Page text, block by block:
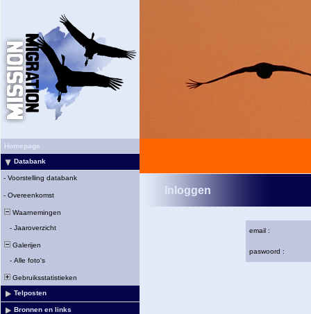
Homepage
Databank
- Voorstelling databank
- Overeenkomst
Waarnemingen
- Jaaroverzicht
Galerijen
- Alle foto's
Gebruiksstatistieken
Telposten
Bronnen en links
Inloggen
email :
paswoord :